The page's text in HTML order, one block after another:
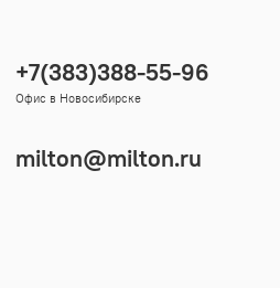
+7(383)388-55-96
Офис в Новосибирске
milton@milton.ru